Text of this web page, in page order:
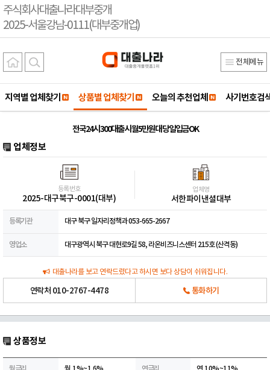
주식회사대출나라대부중개
2025-서울강남-0111(대부중개업)
전체메뉴
지역별 업체찾기 상품별 업체찾기 오늘의 추천업체 사기번호검
전국24시 300대출시 월5만원대 당일입금OK
업체정보
등록번호
2025-대구북구-0001(대부)
업체명
서한파이낸셜대부
등록기관 대구 북구 일자리정책과 053-665-2667
영업소 대구광역시 북구 대현로9길 58, 라온비즈니스센터 215호 (산격동)
대출나라를 보고 연락드렸다고 하시면 보다 상담이 쉬워집니다.
연락처 010-2767-4478 통화하기
상품정보